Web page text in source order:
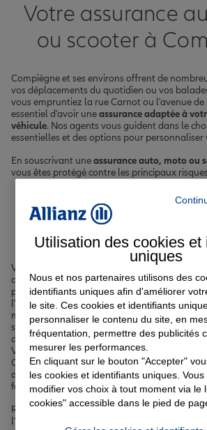
Votre assurance
ou scooter à
Compiègne et ses environs offrent de
vos déplacements du quotidien ou vos
vous empruntiez la rue Carnot ou l'avenue de
essentiel d'avoir uneassurance adaptée à
véhicule. Nos agents vous guident dans le
essentielles et des options pour
En souscrivant uneassurance auto, moto ou
vous êtes protégé contre les principaux
Vol et tentative de vol
Incendie
Catastrophes naturelles et
Vous pouvez également opter pour des
comme l'assistance 0 km ou la garantie du
proposons des formules avantageuses et
l' assurance auto pour les petits rouleurs,
moins de 8 000 km par an. Vous avez des
suite à une résiliation ou en raison d'un malus
des solutions adaptées pour lesconducteurs
Vous roulez envéhicule électrique ou hybride
Compiègne ? Découvrez nos offres dédiées.
d'unevoiture semi-autonome, nous avons
faut.
Rendez-vous sur notre page deconseils auto
l'
Utilisation des cookies et
uniques
Nous et nos partenaires utilisons des
identifiants uniques afin d'améliorer
le site. Ces cookies et identifiants
personnaliser le contenu du site, en
fréquentation, permettre des publicités
mesurer les performances.
En cliquant sur le bouton "Accepter"
les cookies et identifiants uniques.
modifier vos choix à tout moment via le
cookies" accessible dans le pied de